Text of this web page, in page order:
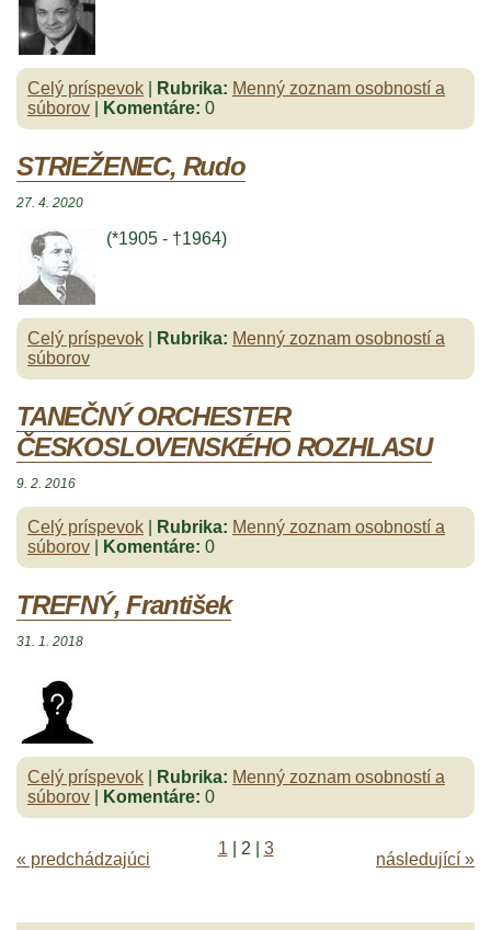
Celý príspevok Rubrika: Menný zoznam osobností a
súborov
Komentáre: 0
STRIEŽENEC, Rudo
27. 4. 2020
(*1905 - †1964)
Celý príspevok Rubrika: Menný zoznam osobností a
súborov
TANEČNÝ ORCHESTER
ČESKOSLOVENSKÉHO ROZHLASU
9. 2. 2016
Celý príspevok Rubrika: Menný zoznam osobností a
súborov
Komentáre: 0
TREFNÝ, František
31. 1. 2018
Celý príspevok Rubrika: Menný zoznam osobností a
súborov
Komentáre: 0
« predchádzajúci
1 2 3
následující »